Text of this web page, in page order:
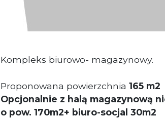
Oferta dostępna od luty 2024 r.
Kompleks biurowo- magazynowy.
Proponowana powierzchnia 165 m2
Opcjonalnie z halą magazynową
o pow. 170m2+ biuro-socjal 30m2